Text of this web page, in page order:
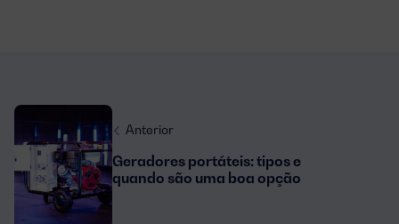
Anterior
Geradores portáteis: tipos e
quando são uma boa opção